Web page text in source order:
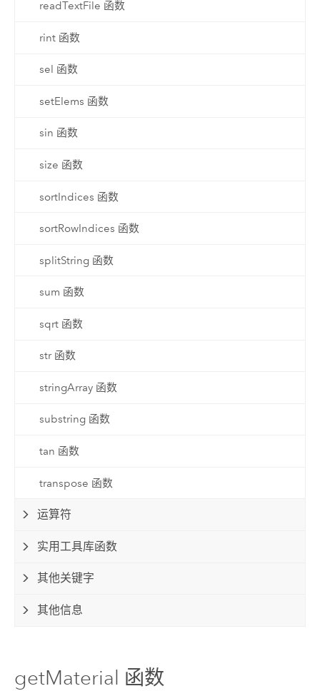
readTextFile 函数
rint 函数
sel 函数
setElems 函数
sin 函数
size 函数
sortIndices 函数
sortRowIndices 函数
splitString 函数
sum 函数
sqrt 函数
str 函数
stringArray 函数
substring 函数
tan 函数
transpose 函数
运算符
实用工具库函数
其他关键字
其他信息
getMaterial 函数